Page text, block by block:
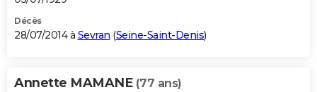
Décès
28/07/2014 à Sevran (Seine-Saint-Denis)
Annette MAMANE (77 ans)